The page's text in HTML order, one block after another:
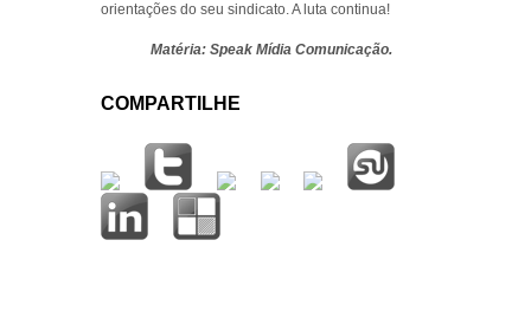
orientações do seu sindicato. A luta continua!
Matéria: Speak Mídia Comunicação.
COMPARTILHE